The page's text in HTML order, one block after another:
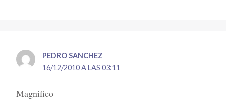
PEDRO SANCHEZ
16/12/2010 A LAS 03:11
Magnifico